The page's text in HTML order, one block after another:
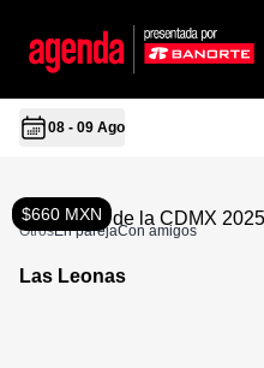
08 - 09 Ago
$660 MXN
OtrosEn parejaCon amigos
Las Leonas